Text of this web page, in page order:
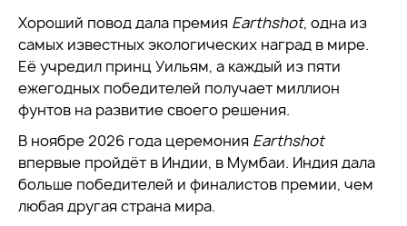
Хороший повод дала премия Earthshot, одна из
самых известных экологических наград в мире.
Её учредил принц Уильям, а каждый из пяти
ежегодных победителей получает миллион
фунтов на развитие своего решения.
В ноябре 2026 года церемония Earthshot
впервые пройдёт в Индии, в Мумбаи. Индия дала
больше победителей и финалистов премии, чем
любая другая страна мира.